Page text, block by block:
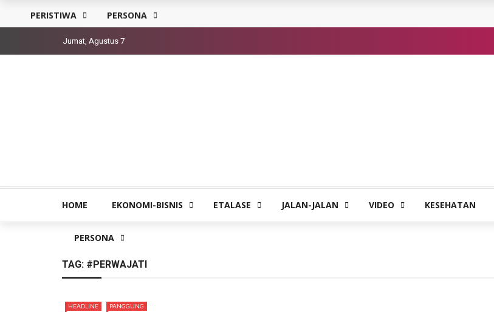
Jumat, Agustus 7
HOME EKONOMI-BISNIS ETALASE JALAN-JALAN VIDEO KESEHATAN
PERSONA
PERISTIWA PERSONA
TAG: #PERWAJATI
HEADLINE PANGGUNG